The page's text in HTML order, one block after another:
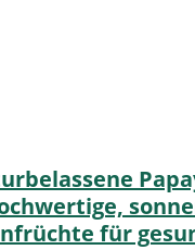
für